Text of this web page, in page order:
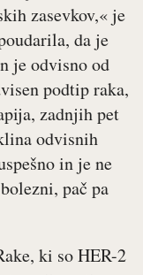
zasevkov,« je
da je
je odvisno od
podtip raka,
zadnjih pet
odvisnih
in je ne
pač pa
ki so HER-2